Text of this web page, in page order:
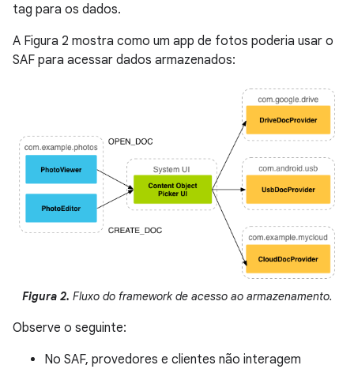
tag para os dados.
A Figura 2 mostra como um app de fotos poderia usar o
SAF para acessar dados armazenados:
Figura 2. Fluxo do framework de acesso ao armazenamento.
Observe o seguinte:
No SAF, provedores e clientes não interagem